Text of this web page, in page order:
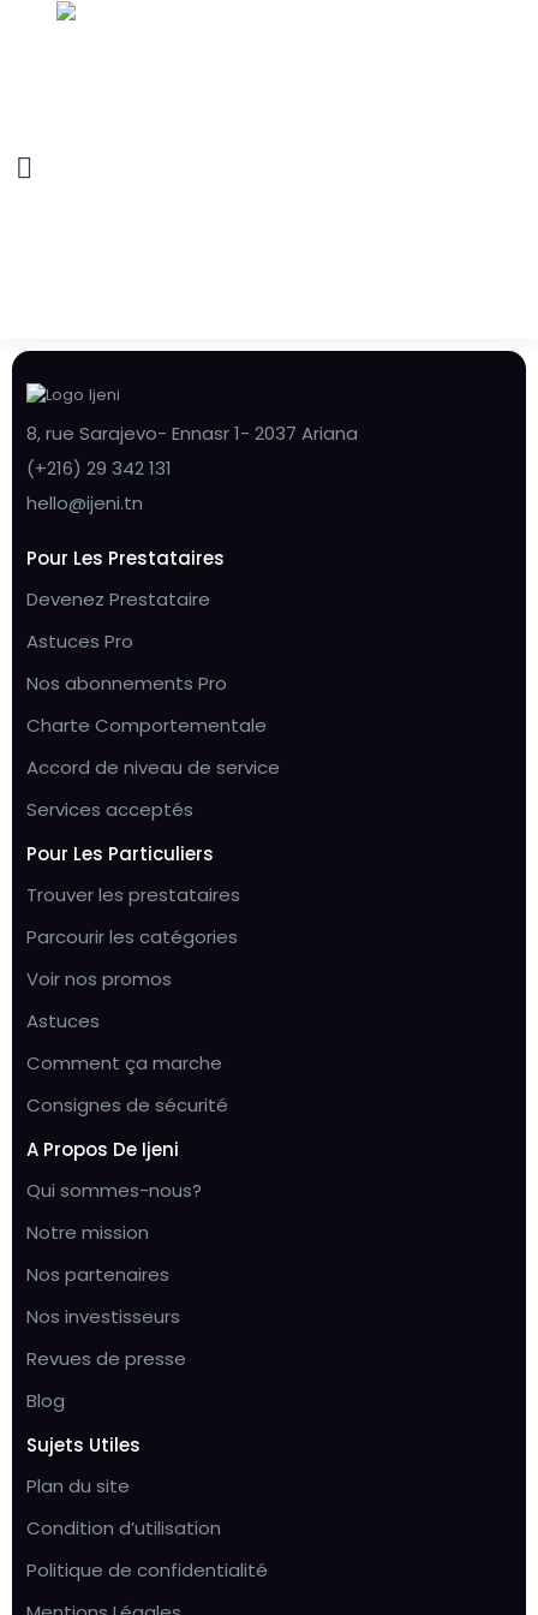
8, rue Sarajevo- Ennasr 1- 2037 Ariana
(+216) 29 342 131
hello@ijeni.tn
Pour Les Prestataires
Devenez Prestataire
Astuces Pro
Nos abonnements Pro
Charte Comportementale
Accord de niveau de service
Services acceptés
Pour Les Particuliers
Trouver les prestataires
Parcourir les catégories
Voir nos promos
Astuces
Comment ça marche
Consignes de sécurité
A Propos De Ijeni
Qui sommes-nous?
Notre mission
Nos partenaires
Nos investisseurs
Revues de presse
Blog
Sujets Utiles
Plan du site
Condition d’utilisation
Politique de confidentialité